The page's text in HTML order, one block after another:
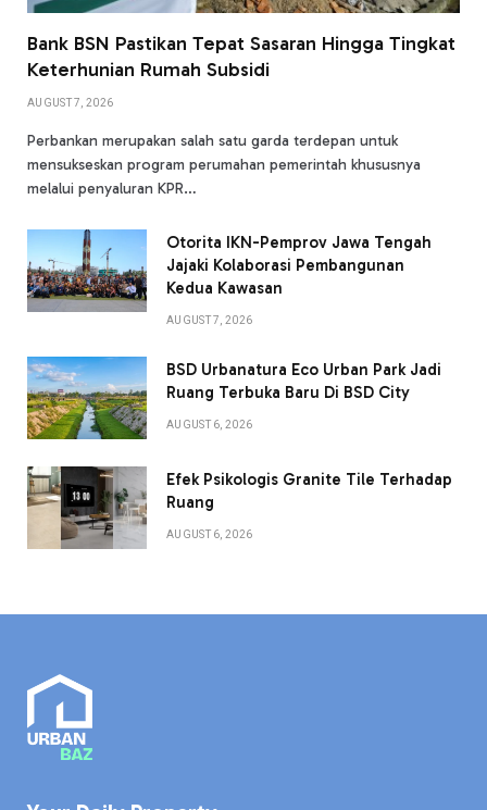
Bank BSN Pastikan Tepat Sasaran Hingga Tingkat
Keterhunian Rumah Subsidi
AUGUST 7, 2026
Perbankan merupakan salah satu garda terdepan untuk
mensukseskan program perumahan pemerintah khususnya
melalui penyaluran KPR…
Otorita IKN-Pemprov Jawa Tengah
Jajaki Kolaborasi Pembangunan
Kedua Kawasan
AUGUST 7, 2026
BSD Urbanatura Eco Urban Park Jadi
Ruang Terbuka Baru Di BSD City
AUGUST 6, 2026
Efek Psikologis Granite Tile Terhadap
Ruang
AUGUST 6, 2026